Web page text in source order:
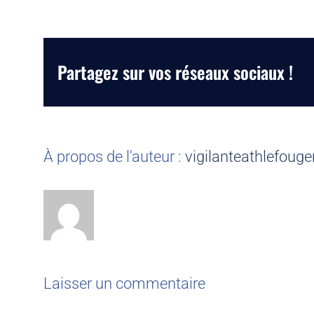
Partagez sur vos réseaux sociaux !
À propos de l'auteur :
Laisser un commentaire